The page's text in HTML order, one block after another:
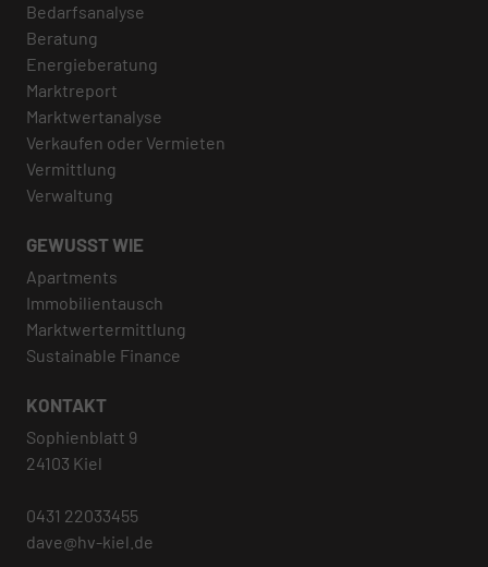
Bedarfsanalyse
Beratung
Energieberatung
Marktreport
Marktwertanalyse
Verkaufen oder Vermieten
Vermittlung
Verwaltung
GEWUSST WIE
Apartments
Immobilientausch
Marktwertermittlung
Sustainable Finance
KONTAKT
Sophienblatt 9
24103 Kiel
0431 22033455
dave@hv-kiel.de